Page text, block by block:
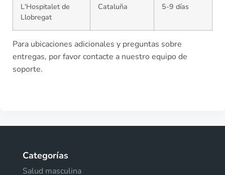
L'Hospitalet de
Llobregat
Cataluña 5-9 días
Para ubicaciones adicionales y preguntas sobre
entregas, por favor contacte a nuestro equipo de
soporte.
Categorías
Salud masculina